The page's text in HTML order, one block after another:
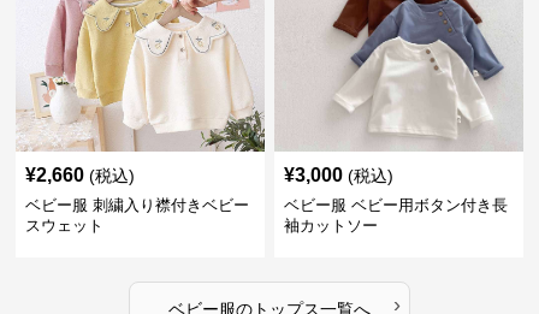
¥2,660 (税込)
ベビー服 刺繍入り襟付きベビー
スウェット
(税込)
ベビー服 ベビー用ボタン付き長
袖カットソー